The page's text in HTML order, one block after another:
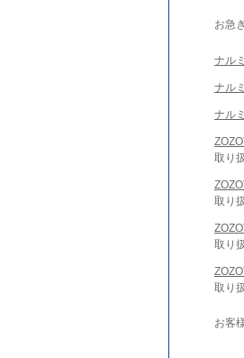
お急
ナル
ナル
ナル
取り
取り
取り
取り
お客